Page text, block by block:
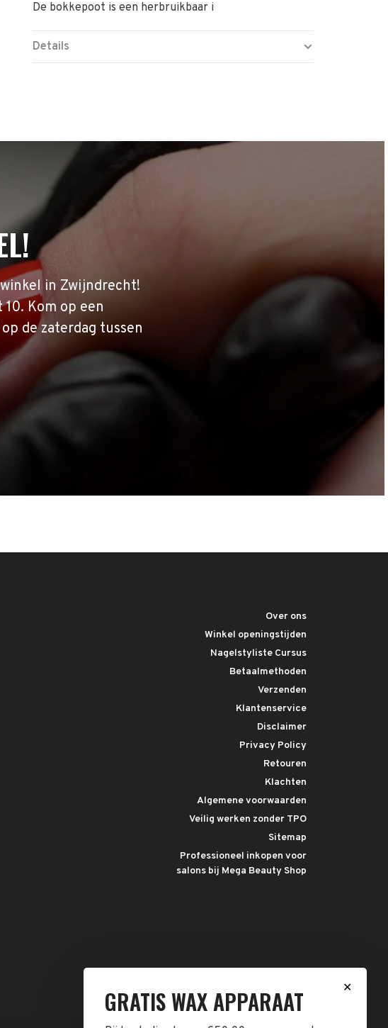
De bokkepoot is een herbruikbaar i
Details
in Zwijndrecht!
Kom op een
de zaterdag tussen
Over ons
Winkel openingstijden
Nagelstyliste Cursus
Betaalmethoden
Verzenden
Klantenservice
Disclaimer
Privacy Policy
Retouren
Klachten
Algemene voorwaarden
Veilig werken zonder TPO
Sitemap
Professioneel inkopen voor
salons bij Mega Beauty Shop
✕
GRATIS WAX APPARAAT